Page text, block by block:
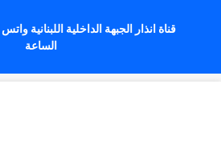
قناة انذار الجبهة الداخلية اللبنانية
الساعة